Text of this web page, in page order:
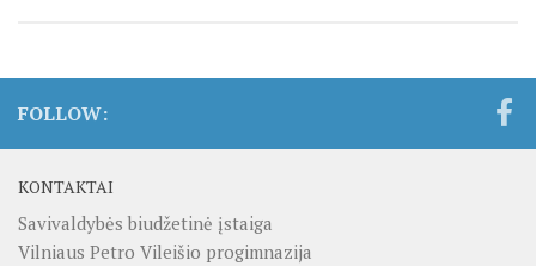
FOLLOW:
KONTAKTAI
Savivaldybės biudžetinė įstaiga
Vilniaus Petro Vileišio progimnazija